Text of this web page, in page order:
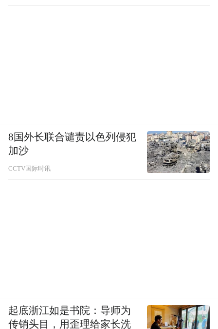
8国外长联合谴责以色列侵犯
加沙
CCTV国际时讯
起底浙江如是书院：导师为
传销头目，用歪理给家长洗